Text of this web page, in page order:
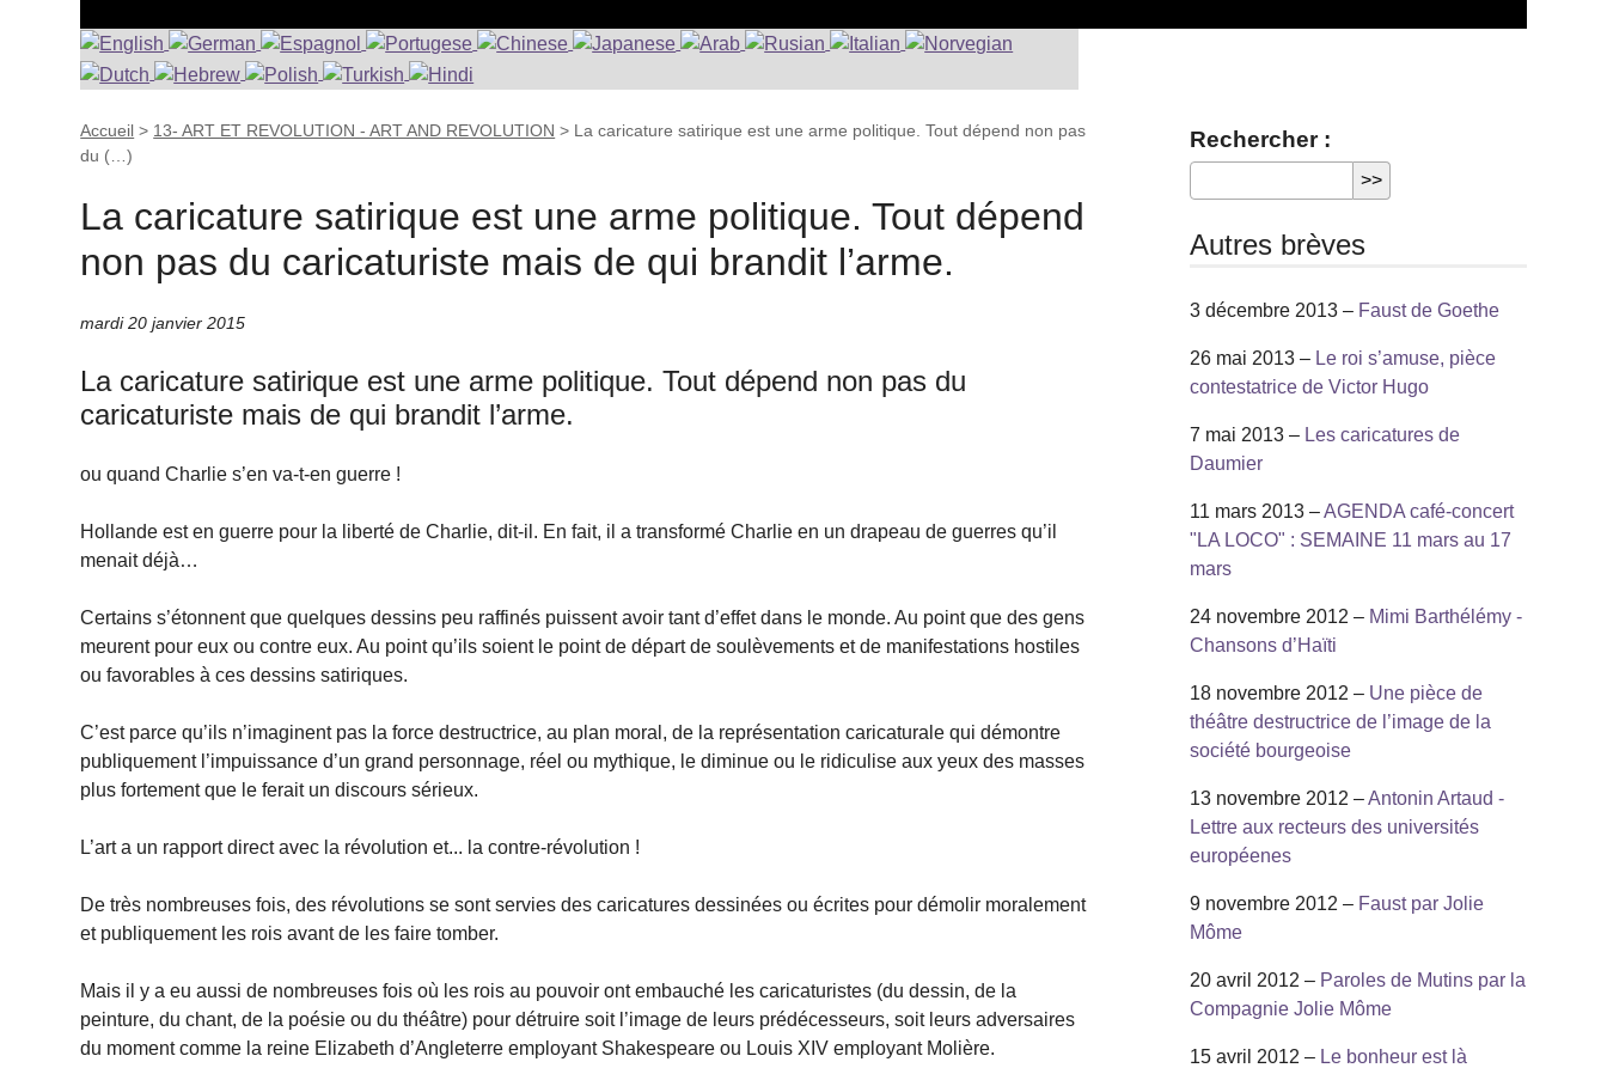
Accueil > 13- ART ET REVOLUTION - ART AND REVOLUTION > La caricature satirique est une arme politique. Tout dépend non pas
du (…)
La caricature satirique est une arme politique. Tout dépend
non pas du caricaturiste mais de qui brandit l’arme.
mardi 20 janvier 2015
La caricature satirique est une arme politique. Tout dépend non pas du
caricaturiste mais de qui brandit l’arme.
ou quand Charlie s’en va-t-en guerre !
Hollande est en guerre pour la liberté de Charlie, dit-il. En fait, il a transformé Charlie en un drapeau de guerres qu’il
menait déjà…
Certains s’étonnent que quelques dessins peu raffinés puissent avoir tant d’effet dans le monde. Au point que des gens
meurent pour eux ou contre eux. Au point qu’ils soient le point de départ de soulèvements et de manifestations hostiles
ou favorables à ces dessins satiriques.
C’est parce qu’ils n’imaginent pas la force destructrice, au plan moral, de la représentation caricaturale qui démontre
publiquement l’impuissance d’un grand personnage, réel ou mythique, le diminue ou le ridiculise aux yeux des masses
plus fortement que le ferait un discours sérieux.
L’art a un rapport direct avec la révolution et... la contre-révolution !
De très nombreuses fois, des révolutions se sont servies des caricatures dessinées ou écrites pour démolir moralement
et publiquement les rois avant de les faire tomber.
Mais il y a eu aussi de nombreuses fois où les rois au pouvoir ont embauché les caricaturistes (du dessin, de la
peinture, du chant, de la poésie ou du théâtre) pour détruire soit l’image de leurs prédécesseurs, soit leurs adversaires
du moment comme la reine Elizabeth d’Angleterre employant Shakespeare ou Louis XIV employant Molière.
Rechercher :
Autres brèves
3 décembre 2013 – Faust de Goethe
26 mai 2013 – Le roi s’amuse, pièce
contestatrice de Victor Hugo
7 mai 2013 – Les caricatures de
Daumier
11 mars 2013 –AGENDA café-concert
"LA LOCO" : SEMAINE 11 mars au 17
mars‏
24 novembre 2012 – Mimi Barthélémy -
Chansons d’Haïti
18 novembre 2012 – Une pièce de
théâtre destructrice de l’image de la
société bourgeoise
13 novembre 2012 –Antonin Artaud -
Lettre aux recteurs des universités
européenes
9 novembre 2012 – Faust par Jolie
Môme
20 avril 2012 – Paroles de Mutins par la
Compagnie Jolie Môme
15 avril 2012 – Le bonheur est là